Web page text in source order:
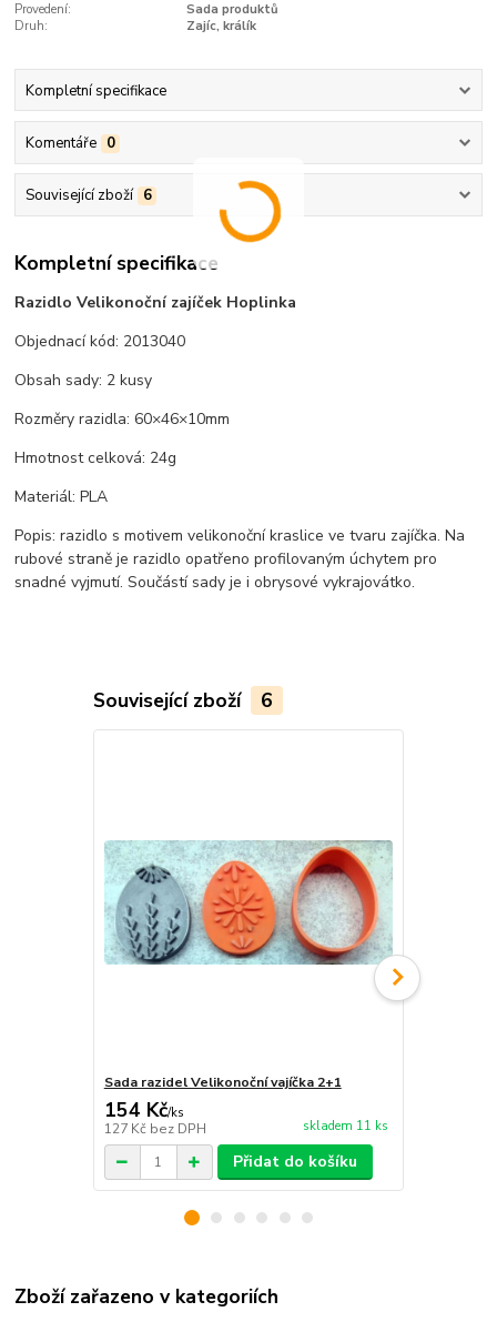
Provedení:
Sada produktů
Druh:
Zajíc, králík
Kompletní specifikace
Komentáře 0
Související zboží 6
Kompletní specifikace
Razidlo Velikonoční zajíček Hoplinka
Objednací kód: 2013040
Obsah sady: 2 kusy
Rozměry razidla: 60×46×10mm
Hmotnost celková: 24g
Materiál: PLA
Popis: razidlo s motivem velikonoční kraslice ve tvaru zajíčka. Na
rubové straně je razidlo opatřeno profilovaným úchytem pro
snadné vyjmutí. Součástí sady je i obrysové vykrajovátko.
Související zboží 6
Sada razidel Velikonoční vajíčka 2+1
154 Kč/ks
127 Kč bez DPH skladem 11 ks
Přidat do košíku
Zboží zařazeno v kategoriích